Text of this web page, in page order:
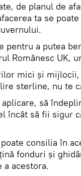
de planul de
ta se
a putea
Românesc UK,
mici și mijlocii,
sterline, nu te
să
încât să fii sigur
consilia în
fonduri și
a acestora.